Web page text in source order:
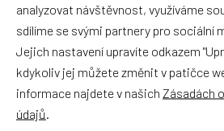
Studentský batoh Ergobag
Satch Pack - Crazy Twist
Doprava zdarma
analyzovat návštěvnost, využíváme
sdílíme se svými partnery pro sociální
Jejich nastavení upravíte odkazem
kdykoliv jej můžete změnit v patičce
informace najdete v našich Zásadách
údajů